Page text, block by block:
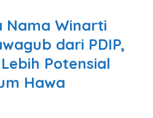
Nama Winarti
dari PDIP,
Potensial
Hawa